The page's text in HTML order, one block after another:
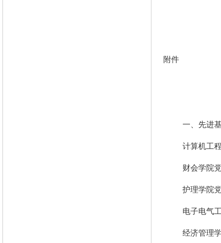
附件
一、先进
计算机工
财会学院
护理学院
电子电气
经济管理